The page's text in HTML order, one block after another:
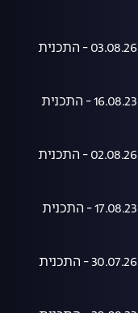
שיחת היום 03.08.26 - התכנית
שיחת היום 16.08.23 - התכנית
שיחת היום 02.08.26 - התכנית
שיחת היום 17.08.23 - התכנית
שיחת היום 30.07.26 - התכנית